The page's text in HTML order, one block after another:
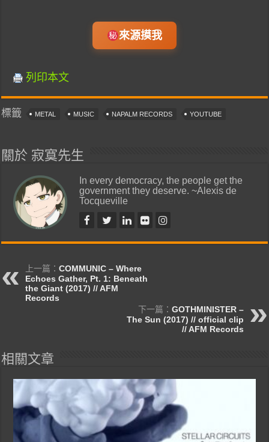
來源摸我
列印本文
標籤 METAL MUSIC NAPALM RECORDS YOUTUBE
關於 寂寞先生
In every democracy, the people get the
government they deserve. ~Alexis de
Tocqueville
上一篇：COMMUNIC – Where
Echoes Gather, Pt. 1: Beneath
the Giant (2017) // AFM
Records
下一篇： GOTHMINISTER –
The Sun (2017) // official clip
// AFM Records
相關文章